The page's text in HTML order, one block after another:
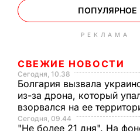
ПОПУЛЯРНОЕ
РЕКЛАМА
СВЕЖИЕ НОВОСТИ
Сегодня, 10.38
Болгария вызвала
из-за дрона, который
взорвался на ее
Сегодня, 09.44
"Не более 21 дня". На